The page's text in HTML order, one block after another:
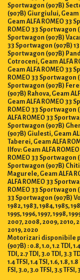
Sportwagon (907B)
(907B) Giurgiului, Geam
Geam ALFA ROMEO 33
ROMEO 33 Sportwagon
Sportwagon (907B)
33 Sportwagon (907B)
Sportwagon (907B)
Cotroceni, Geam ALFA
Geam ALFA ROMEO 33
ROMEO 33 Sportwagon
Sportwagon (907B)
(907B) Rahova, Geam
Geam ALFA ROMEO 33
ROMEO 33 Sportwagon
ALFA ROMEO 33
Sportwagon (907B)
(907B) Giulesti, Geam
Taberei, Geam ALFA
Ilfov: Geam ALFA
ROMEO 33 Sportwagon
Sportwagon (907B)
Magurele, Geam ALFA
ALFA ROMEO 33
ROMEO 33 Sportwagon
33 Sportwagon (907B)
1982, 1983, 1984, 1985,
1995, 1996, 1997, 1998,
2007, 2008, 2009, 2010,
2019, 2020
Motorizari disponibile
(907B) : 0.8, 1.0, 1.2 TDI,
TDI, 2.7 TDI, 3.0 TDI, 3.3
1.4 TFSI, 1.4 TSI, 1.6, 1.8,
FSI, 3.0, 3.0 TFSI, 3.5 TFSI,